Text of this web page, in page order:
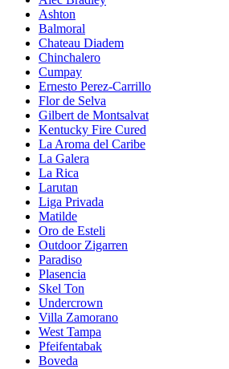
Ashton
Balmoral
Chateau Diadem
Chinchalero
Cumpay
Ernesto Perez-Carrillo
Flor de Selva
Gilbert de Montsalvat
Kentucky Fire Cured
La Aroma del Caribe
La Galera
La Rica
Larutan
Liga Privada
Matilde
Oro de Esteli
Outdoor Zigarren
Paradiso
Plasencia
Skel Ton
Undercrown
Villa Zamorano
West Tampa
Pfeifentabak
Boveda